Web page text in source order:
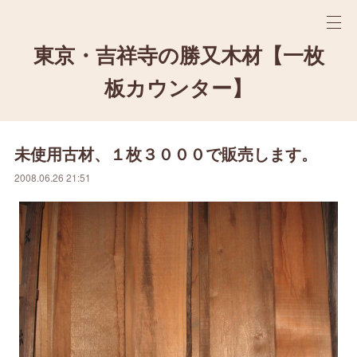
東京・吉祥寺の勝又木材【一枚
板カウンター】
未使用古材、１枚３０００で販売します。
2008.06.26 21:51